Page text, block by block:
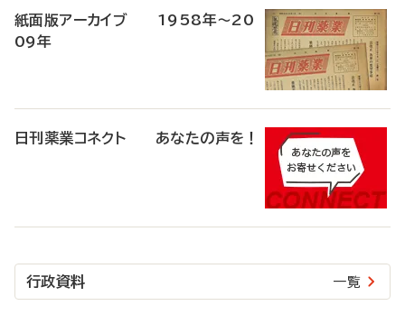
紙面版アーカイブ 1958年～20
09年
日刊薬業コネクト あなたの声を！
行政資料 一覧